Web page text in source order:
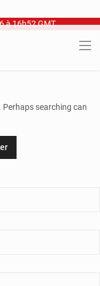
à 16h52 GMT
Perhaps searching can